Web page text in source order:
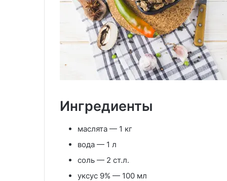
Ингредиенты
маслята — 1 кг
вода — 1 л
соль — 2 ст.л.
уксус 9% — 100 мл